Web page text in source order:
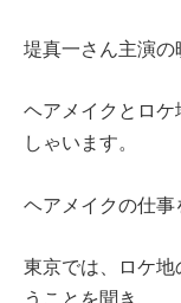
堤真一さん主演
ヘアメイクとロ
しゃいます。
ヘアメイクの仕事
東京では、ロケ